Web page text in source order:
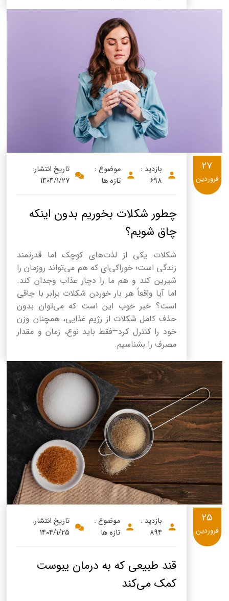
بازدید :
698
موضوع :
تازه ها
تاریخ انتشار:
1404/1/27
چطور شکلات بخوریم بدون اینکه
چاق شویم؟
شکلات یکی از لذت‌های کوچک اما قدرتمند
زندگی است؛ خوراکی‌ای که هم می‌تواند روزمان را
شیرین کند و هم ما را دچار عذاب وجدان کند.
اما آیا واقعاً هر بار خوردن شکلات برابر با چاقی
است؟ خبر خوب این است که می‌توان بدون
حذف کامل شکلات از رژیم غذایی، همچنان وزن
خود را کنترل کرد—فقط باید نوع، زمان و مقدار
مصرف را بشناسیم.
27
فروردین
بازدید :
894
موضوع :
تازه ها
تاریخ انتشار:
1404/1/25
قند طبیعی که به درمان یبوست
کمک می‌کند
25
فروردین